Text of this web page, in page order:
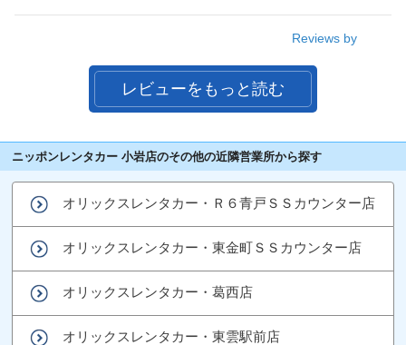
Reviews by
レビューをもっと読む
ニッポンレンタカー 小岩店のその他の近隣営業所から探す
オリックスレンタカー・Ｒ６青戸ＳＳカウンター店
オリックスレンタカー・東金町ＳＳカウンター店
オリックスレンタカー・葛西店
オリックスレンタカー・東雲駅前店